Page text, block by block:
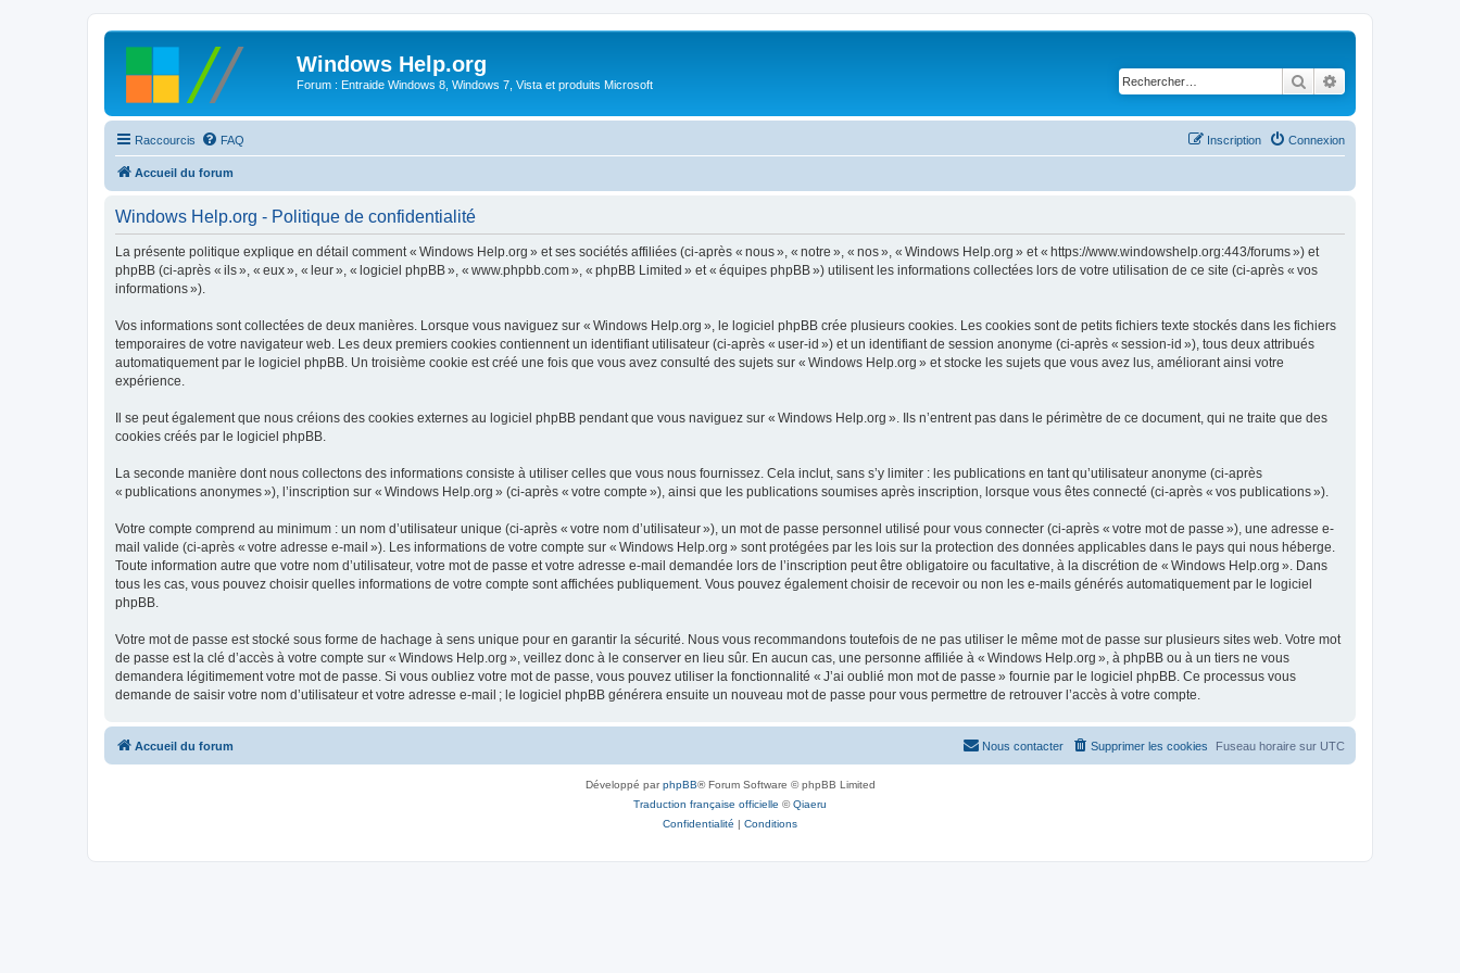
Windows Help.org
Forum : Entraide Windows 8, Windows 7, Vista et produits Microsoft Rechercher
Raccourcis FAQ Connexion
Inscription
Accueil du forum
Windows Help.org - Politique de confidentialité
La présente politique explique en détail comment « Windows Help.org » et ses sociétés affiliées (ci-après « nous », « notre », « nos », « Windows Help.org » et « https://www.windowshelp.org:443/forums ») et
phpBB (ci-après « ils », « eux », « leur », « logiciel phpBB », « www.phpbb.com », « phpBB Limited » et « équipes phpBB ») utilisent les informations collectées lors de votre utilisation de ce site (ci-après « vos
informations »).
Vos informations sont collectées de deux manières. Lorsque vous naviguez sur « Windows Help.org », le logiciel phpBB crée plusieurs cookies. Les cookies sont de petits fichiers texte stockés dans les fichiers
temporaires de votre navigateur web. Les deux premiers cookies contiennent un identifiant utilisateur (ci-après « user-id ») et un identifiant de session anonyme (ci-après « session-id »), tous deux attribués
automatiquement par le logiciel phpBB. Un troisième cookie est créé une fois que vous avez consulté des sujets sur « Windows Help.org » et stocke les sujets que vous avez lus, améliorant ainsi votre
expérience.
Il se peut également que nous créions des cookies externes au logiciel phpBB pendant que vous naviguez sur « Windows Help.org ». Ils n’entrent pas dans le périmètre de ce document, qui ne traite que des
cookies créés par le logiciel phpBB.
La seconde manière dont nous collectons des informations consiste à utiliser celles que vous nous fournissez. Cela inclut, sans s’y limiter : les publications en tant qu’utilisateur anonyme (ci-après
« publications anonymes »), l’inscription sur « Windows Help.org » (ci-après « votre compte »), ainsi que les publications soumises après inscription, lorsque vous êtes connecté (ci-après « vos publications »).
Votre compte comprend au minimum : un nom d’utilisateur unique (ci-après « votre nom d’utilisateur »), un mot de passe personnel utilisé pour vous connecter (ci-après « votre mot de passe »), une adresse e-
mail valide (ci-après « votre adresse e-mail »). Les informations de votre compte sur « Windows Help.org » sont protégées par les lois sur la protection des données applicables dans le pays qui nous héberge.
Toute information autre que votre nom d’utilisateur, votre mot de passe et votre adresse e-mail demandée lors de l’inscription peut être obligatoire ou facultative, à la discrétion de « Windows Help.org ». Dans
tous les cas, vous pouvez choisir quelles informations de votre compte sont affichées publiquement. Vous pouvez également choisir de recevoir ou non les e-mails générés automatiquement par le logiciel
phpBB.
Votre mot de passe est stocké sous forme de hachage à sens unique pour en garantir la sécurité. Nous vous recommandons toutefois de ne pas utiliser le même mot de passe sur plusieurs sites web. Votre mot
de passe est la clé d’accès à votre compte sur « Windows Help.org », veillez donc à le conserver en lieu sûr. En aucun cas, une personne affiliée à « Windows Help.org », à phpBB ou à un tiers ne vous
demandera légitimement votre mot de passe. Si vous oubliez votre mot de passe, vous pouvez utiliser la fonctionnalité « J’ai oublié mon mot de passe » fournie par le logiciel phpBB. Ce processus vous
demande de saisir votre nom d’utilisateur et votre adresse e-mail ; le logiciel phpBB générera ensuite un nouveau mot de passe pour vous permettre de retrouver l’accès à votre compte.
Accueil du forum Fuseau horaire sur UTC
Supprimer les cookies
Nous contacter
Développé parphpBB® Forum Software © phpBB Limited
Traduction française officielle ©Qiaeru
Confidentialité | Conditions